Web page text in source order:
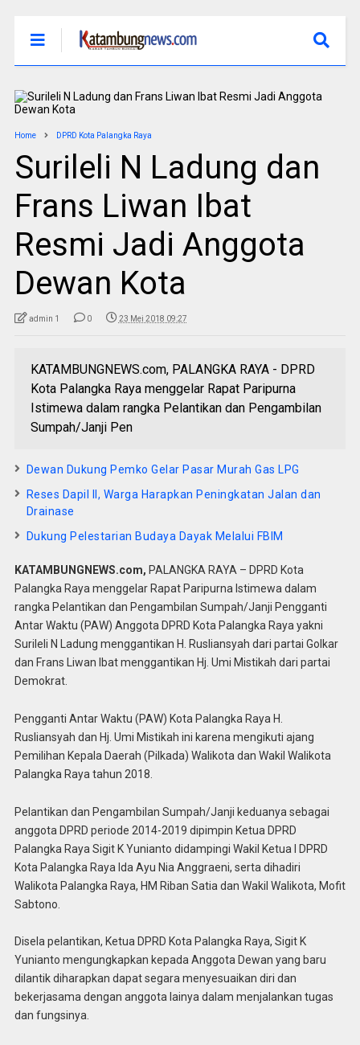
Home DPRD Kota Palangka Raya
Surileli N Ladung dan
Frans Liwan Ibat
Resmi Jadi Anggota
Dewan Kota
admin 1 0 23 Mei 2018 09:27
KATAMBUNGNEWS.com, PALANGKA RAYA - DPRD
Kota Palangka Raya menggelar Rapat Paripurna
Istimewa dalam rangka Pelantikan dan Pengambilan
Sumpah/Janji Pen
Dewan Dukung Pemko Gelar Pasar Murah Gas LPG
Reses Dapil II, Warga Harapkan Peningkatan Jalan dan
Drainase
Dukung Pelestarian Budaya Dayak Melalui FBIM
KATAMBUNGNEWS.com, PALANGKA RAYA – DPRD Kota
Palangka Raya menggelar Rapat Paripurna Istimewa dalam
rangka Pelantikan dan Pengambilan Sumpah/Janji Pengganti
Antar Waktu (PAW) Anggota DPRD Kota Palangka Raya yakni
Surileli N Ladung menggantikan H. Rusliansyah dari partai Golkar
dan Frans Liwan Ibat menggantikan Hj. Umi Mistikah dari partai
Demokrat.
Pengganti Antar Waktu (PAW) Kota Palangka Raya H.
Rusliansyah dan Hj. Umi Mistikah ini karena mengikuti ajang
Pemilihan Kepala Daerah (Pilkada) Walikota dan Wakil Walikota
Palangka Raya tahun 2018.
Pelantikan dan Pengambilan Sumpah/Janji keduanya sebagai
anggota DPRD periode 2014-2019 dipimpin Ketua DPRD
Palangka Raya Sigit K Yunianto didampingi Wakil Ketua I DPRD
Kota Palangka Raya Ida Ayu Nia Anggraeni, serta dihadiri
Walikota Palangka Raya, HM Riban Satia dan Wakil Walikota, Mofit
Sabtono.
Disela pelantikan, Ketua DPRD Kota Palangka Raya, Sigit K
Yunianto mengungkapkan kepada Anggota Dewan yang baru
dilantik diharapkan dapat segara menyesuaikan diri dan
bekerjasama dengan anggota lainya dalam menjalankan tugas
dan fungsinya.